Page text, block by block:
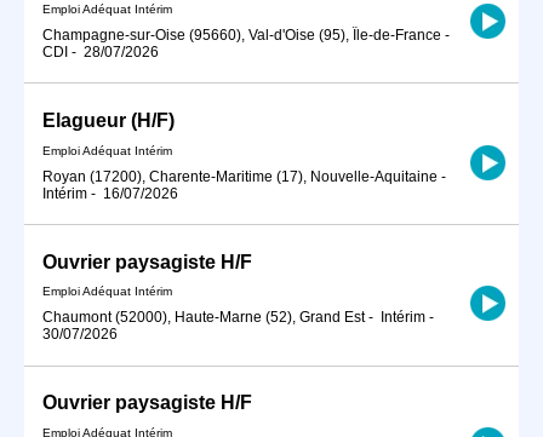
Emploi Adéquat Intérim
Champagne-sur-Oise (95660), Val-d'Oise (95), Île-de-France -
CDI - 28/07/2026
Elagueur (H/F)
Emploi Adéquat Intérim
Royan (17200), Charente-Maritime (17), Nouvelle-Aquitaine -
Intérim - 16/07/2026
Ouvrier paysagiste H/F
Emploi Adéquat Intérim
Chaumont (52000), Haute-Marne (52), Grand Est- Intérim -
30/07/2026
Ouvrier paysagiste H/F
Emploi Adéquat Intérim